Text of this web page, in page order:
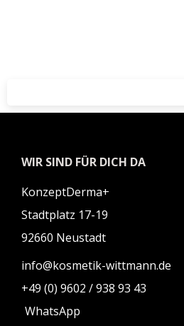
WIR SIND FÜR DICH DA
KonzeptDerma+
Stadtplatz 17-19
92660 Neustadt
info@kosmetik-wittmann.de
+49 (0) 9602 / 938 93 43
WhatsApp